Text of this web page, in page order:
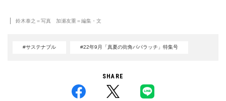
鈴木泰之＝写真 加瀬友重＝編集・文
#サステナブル #22年9月「真夏の街角パパラッチ」特集号
SHARE